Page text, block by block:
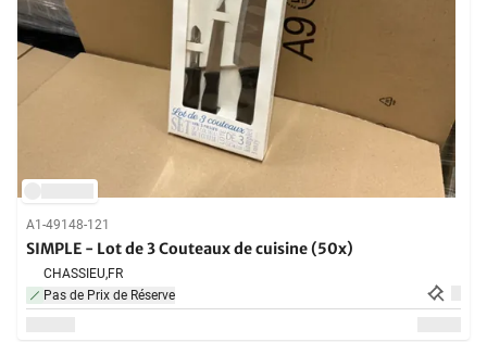
A1-49148-121
SIMPLE - Lot de 3 Couteaux de cuisine (50x)
CHASSIEU,FR
Pas de Prix de Réserve